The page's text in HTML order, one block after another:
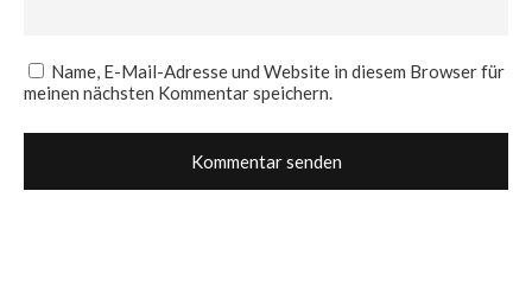
Name, E-Mail-Adresse und Website in diesem Browser für
meinen nächsten Kommentar speichern.